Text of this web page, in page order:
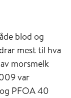
blod og
mest til hva
morsmelk
var
PFOA 40